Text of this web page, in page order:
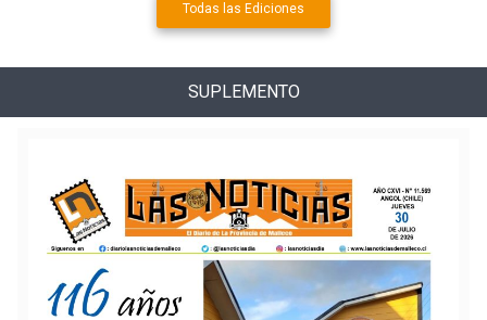
Todas las Ediciones
SUPLEMENTO